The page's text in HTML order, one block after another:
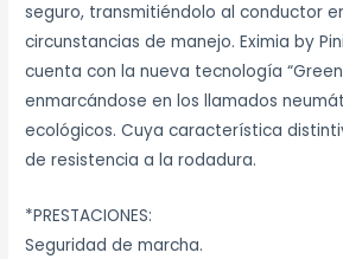
seguro, transmitiéndolo al conductor
circunstancias de manejo. Eximia by
cuenta con la nueva tecnología
enmarcándose en los llamados
ecológicos. Cuya característica
de resistencia a la rodadura.
*PRESTACIONES:
Seguridad de marcha.